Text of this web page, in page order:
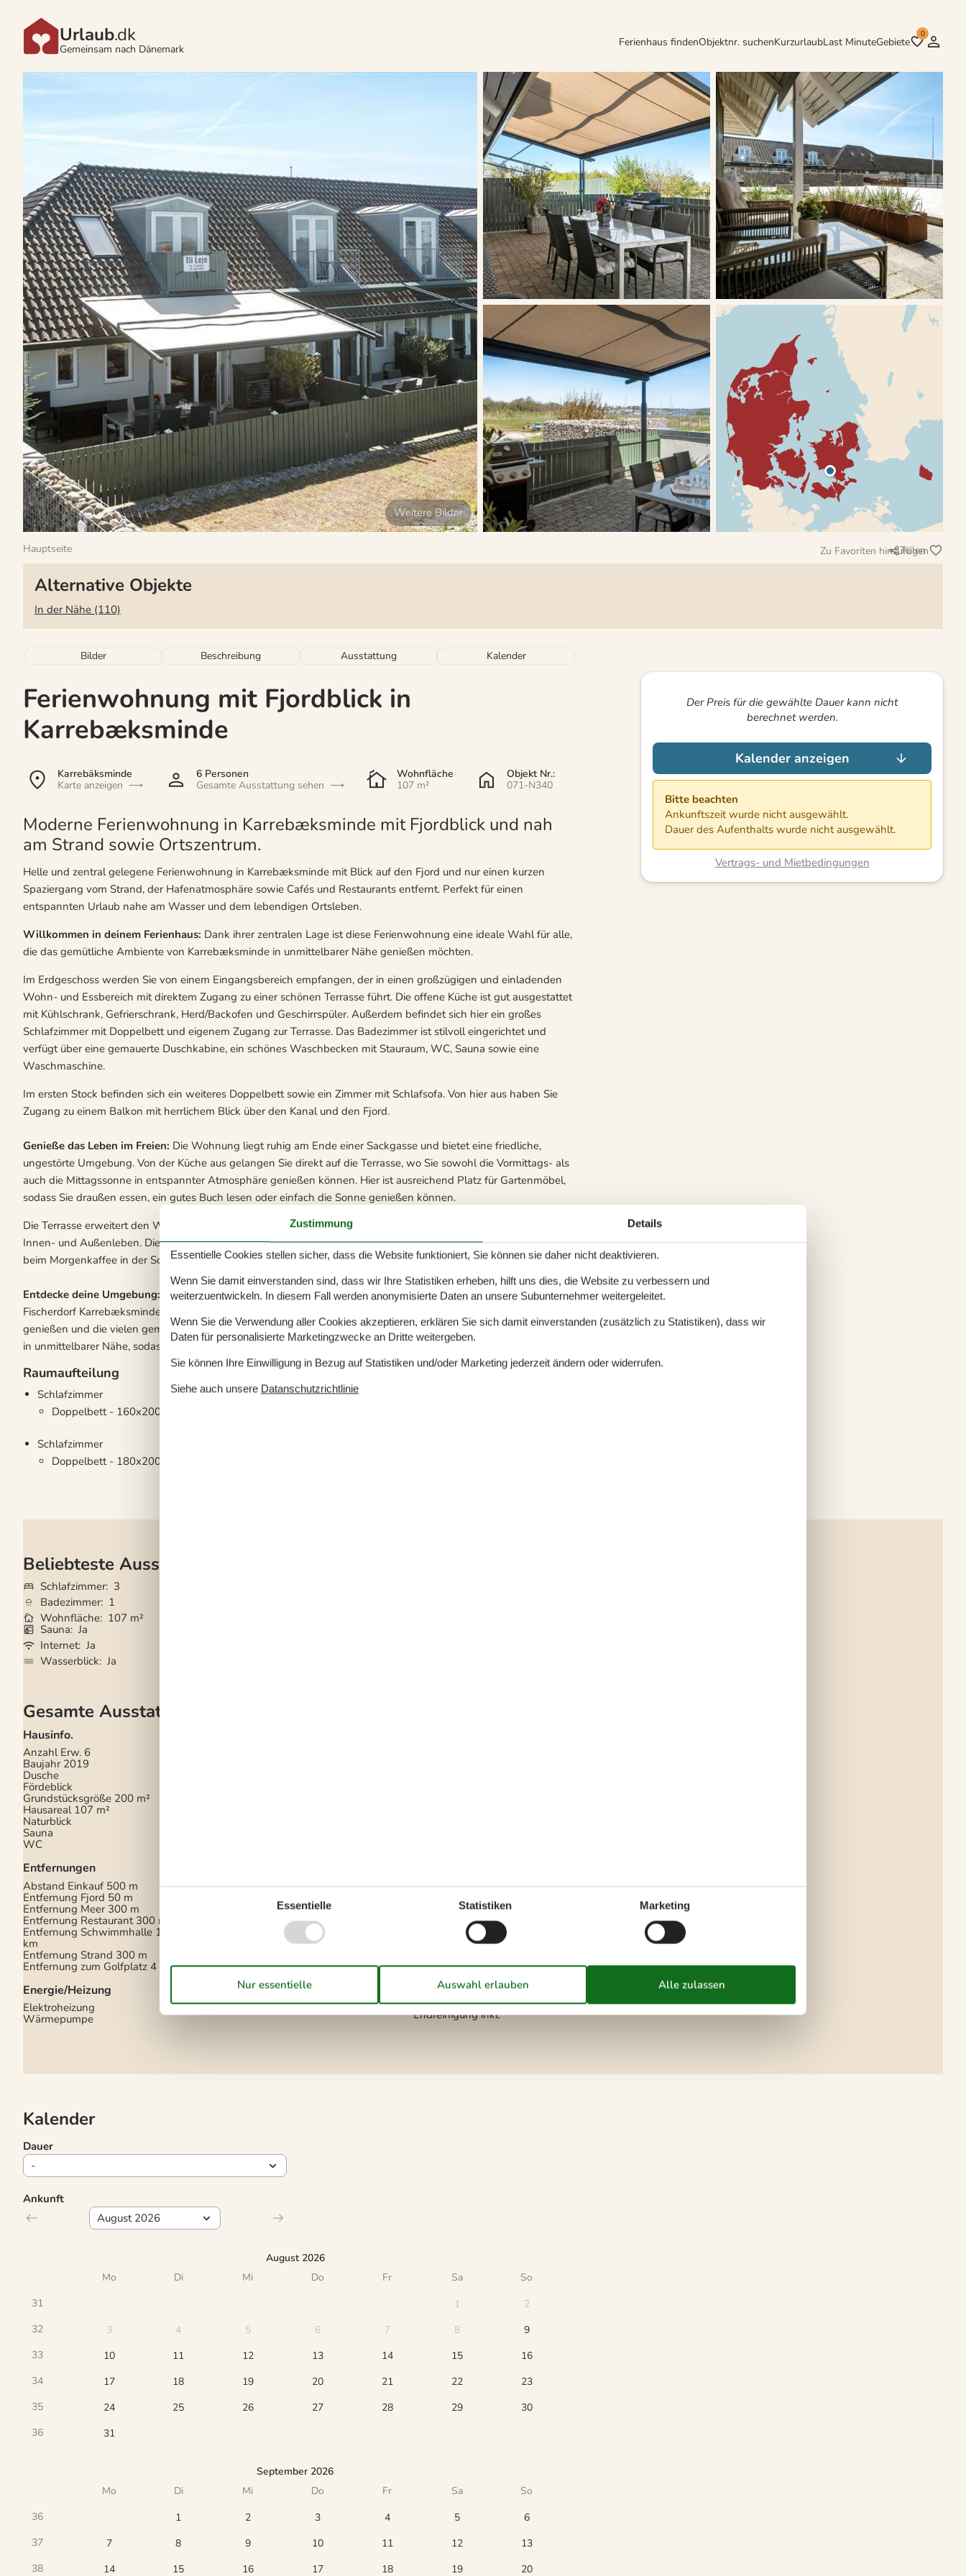
Urlaub.dk
Gemeinsam nach Dänemark
Ferienhaus findenObjektnr. suchenKurzurlaubLast MinuteGebiete
0
Hauptseite Zu Favoriten hinzufügen
Teilen
Alternative Objekte
In der Nähe (110)
Bilder Beschreibung Ausstattung Kalender
Ferienwohnung mit Fjordblick in
Karrebæksminde
Karrebäksminde
Karte anzeigen
6 Personen
Gesamte Ausstattung sehen
Wohnfläche
107 m²
Objekt Nr.:
071-N340
Moderne Ferienwohnung in Karrebæksminde mit Fjordblick und nah
am Strand sowie Ortszentrum.
Helle und zentral gelegene Ferienwohnung in Karrebæksminde mit Blick auf den Fjord und nur einen kurzen
Spaziergang vom Strand, der Hafenatmosphäre sowie Cafés und Restaurants entfernt. Perfekt für einen
entspannten Urlaub nahe am Wasser und dem lebendigen Ortsleben.
Willkommen in deinem Ferienhaus: Dank ihrer zentralen Lage ist diese Ferienwohnung eine ideale Wahl für alle,
die das gemütliche Ambiente von Karrebæksminde in unmittelbarer Nähe genießen möchten.
Im Erdgeschoss werden Sie von einem Eingangsbereich empfangen, der in einen großzügigen und einladenden
Wohn- und Essbereich mit direktem Zugang zu einer schönen Terrasse führt. Die offene Küche ist gut ausgestattet
mit Kühlschrank, Gefrierschrank, Herd/Backofen und Geschirrspüler. Außerdem befindet sich hier ein großes
Schlafzimmer mit Doppelbett und eigenem Zugang zur Terrasse. Das Badezimmer ist stilvoll eingerichtet und
verfügt über eine gemauerte Duschkabine, ein schönes Waschbecken mit Stauraum, WC, Sauna sowie eine
Waschmaschine.
Im ersten Stock befinden sich ein weiteres Doppelbett sowie ein Zimmer mit Schlafsofa. Von hier aus haben Sie
Zugang zu einem Balkon mit herrlichem Blick über den Kanal und den Fjord.
Genieße das Leben im Freien: Die Wohnung liegt ruhig am Ende einer Sackgasse und bietet eine friedliche,
ungestörte Umgebung. Von der Küche aus gelangen Sie direkt auf die Terrasse, wo Sie sowohl die Vormittags- als
auch die Mittagssonne in entspannter Atmosphäre genießen können. Hier ist ausreichend Platz für Gartenmöbel,
sodass Sie draußen essen, ein gutes Buch lesen oder einfach die Sonne genießen können.
Die Terrasse erweitert den Wohnraum auf natürliche Weise und ermöglicht ein harmonisches Zusammenspiel von
Innen- und Außenleben. Die ruhige Umgebung lädt zum Entspannen und zu gemütlichen Stunden ein – sei es
beim Morgenkaffee in der Sonne oder an einem stillen Abend im Freien.
Entdecke deine Umgebung:
Von der Ferienwohnung aus sind es weniger als 5 Gehminuten zum charmanten
Fischerdorf Karrebæksminde. Hier können Sie entlang des Kanals spazieren, den kinderfreundlichen Sandstrand
genießen und die vielen gemütlichen Cafés und Restaurants besuchen. Zudem gibt es gute Einkaufsmöglichkeiten
in unmittelbarer Nähe, sodass alles bequem erreichbar ist.
Raumaufteilung
Schlafzimmer
Doppelbett - 160x200
Schlafzimmer
Doppelbett - 180x200
Beliebteste Ausstattungen
Schlafzimmer 3
Badezimmer 1
Wohnfläche 107 m²
Sauna Ja
Internet Ja
Wasserblick Ja
Gesamte Ausstattung
Hausinfo.
Anzahl Erw. 6
Baujahr 2019
Dusche
Fördeblick
Grundstücksgröße 200 m²
Hausareal 107 m²
Naturblick
Sauna
WC
Entfernungen
Abstand Einkauf 500 m
Entfernung Fjord 50 m
Entfernung Meer 300 m
Entfernung Restaurant 300 m
Entfernung Schwimmhalle 10
km
Entfernung Strand 300 m
Entfernung zum Golfplatz 4 km
Energie/Heizung
Elektroheizung
Wärmepumpe
Hochstuhl
Offene Küche
Aufladung von Elektroautos
HAUSTIER NICHT ERLAUBT
Endreinigung inkl.
Kalender
Ankunft
August 2026
Mo
Di Mi Do Fr Sa
So
31
1
2
32
3 4 5 6 7 8
9
33
10 11 12 13 14 15
16
34
17 18 19 20 21 22
23
35
24 25 26 27 28 29
30
36
31
September 2026
Mo
Di Mi Do Fr Sa
So
36
1 2 3 4 5
6
37
7 8 9 10 11 12
13
38
14 15 16 17 18 19 20
Dauer
Der Preis für die gewählte Dauer kann nicht
berechnet werden.
Kalender anzeigen
Bitte beachten
Ankunftszeit wurde nicht ausgewählt.
Dauer des Aufenthalts wurde nicht ausgewählt.
Vertrags- und Mietbedingungen
Zustimmung Details
Essentielle Cookies stellen sicher, dass die Website funktioniert, Sie können sie daher nicht deaktivieren.
Wenn Sie damit einverstanden sind, dass wir Ihre Statistiken erheben, hilft uns dies, die Website zu verbessern und
weiterzuentwickeln. In diesem Fall werden anonymisierte Daten an unsere Subunternehmer weitergeleitet.
Wenn Sie die Verwendung aller Cookies akzeptieren, erklären Sie sich damit einverstanden (zusätzlich zu Statistiken), dass wir
Daten für personalisierte Marketingzwecke an Dritte weitergeben.
Sie können Ihre Einwilligung in Bezug auf Statistiken und/oder Marketing jederzeit ändern oder widerrufen.
Siehe auch unsere Datanschutzrichtlinie
Essentielle Statistiken Marketing